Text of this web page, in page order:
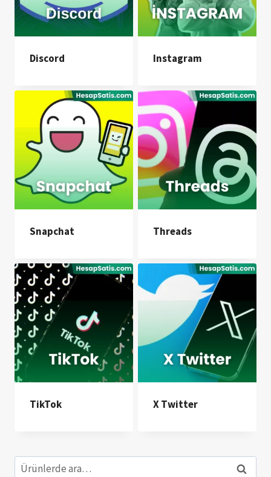
Discord Instagram
Snapchat Threads
TikTok X Twitter
Ara: Ara